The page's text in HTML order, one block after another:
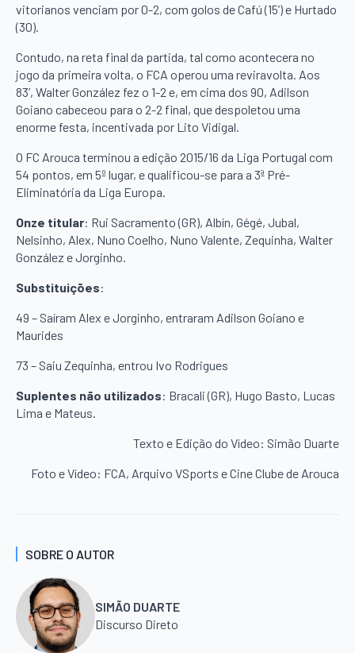
vitorianos venciam por 0-2, com golos de Cafú (15’) e Hurtado
(30).
Contudo, na reta final da partida, tal como acontecera no
jogo da primeira volta, o FCA operou uma reviravolta. Aos
83’, Walter González fez o 1-2 e, em cima dos 90, Adilson
Goiano cabeceou para o 2-2 final, que despoletou uma
enorme festa, incentivada por Lito Vidigal.
O FC Arouca terminou a edição 2015/16 da Liga Portugal com
54 pontos, em 5º lugar, e qualificou-se para a 3ª Pré-
Eliminatória da Liga Europa.
Onze titular: Rui Sacramento (GR), Albín, Gégé, Jubal,
Nelsinho, Alex, Nuno Coelho, Nuno Valente, Zequinha, Walter
González e Jorginho.
Substituições:
49 – Saíram Alex e Jorginho, entraram Adilson Goiano e
Maurides
73 – Saiu Zequinha, entrou Ivo Rodrigues
Suplentes não utilizados: Bracali (GR), Hugo Basto, Lucas
Lima e Mateus.
Texto e Edição do Vídeo: Simão Duarte
Foto e Vídeo: FCA, Arquivo VSports e Cine Clube de Arouca
SOBRE O AUTOR
SIMÃO DUARTE
Discurso Direto